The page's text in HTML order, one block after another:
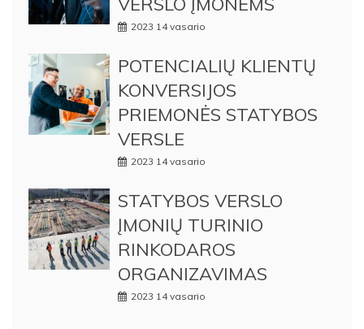
2023 14 vasario
POTENCIALIŲ KLIENTŲ
KONVERSIJOS
PRIEMONĖS STATYBOS
VERSLE
2023 14 vasario
STATYBOS VERSLO
ĮMONIŲ TURINIO
RINKODAROS
ORGANIZAVIMAS
2023 14 vasario